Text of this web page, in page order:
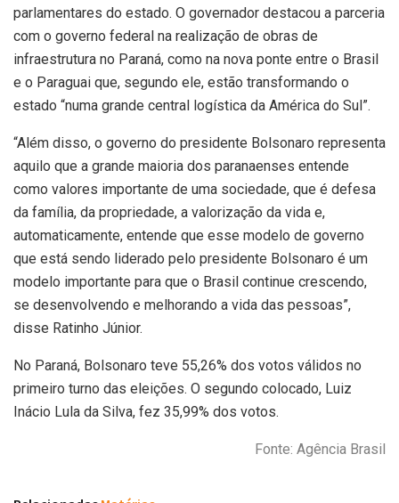
parlamentares do estado. O governador destacou a parceria
com o governo federal na realização de obras de
infraestrutura no Paraná, como na nova ponte entre o Brasil
e o Paraguai que, segundo ele, estão transformando o
estado “numa grande central logística da América do Sul”.
“Além disso, o governo do presidente Bolsonaro representa
aquilo que a grande maioria dos paranaenses entende
como valores importante de uma sociedade, que é defesa
da família, da propriedade, a valorização da vida e,
automaticamente, entende que esse modelo de governo
que está sendo liderado pelo presidente Bolsonaro é um
modelo importante para que o Brasil continue crescendo,
se desenvolvendo e melhorando a vida das pessoas”,
disse Ratinho Júnior.
No Paraná, Bolsonaro teve 55,26% dos votos válidos no
primeiro turno das eleições. O segundo colocado, Luiz
Inácio Lula da Silva, fez 35,99% dos votos.
Fonte: Agência Brasil